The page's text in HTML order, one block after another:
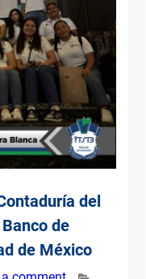
del
de
de México